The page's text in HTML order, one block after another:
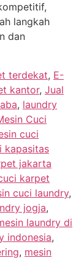
langkah
dan
terdekat, E-
kantor, Jual
, laundry
Cuci
cuci
kapasitas
jakarta
karpet
cuci laundry,
jogja,
laundry di
indonesia,
, mesin